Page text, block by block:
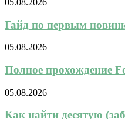
Гайд по первым
05.08.2026
Полное прохождение
05.08.2026
Как найти десятую